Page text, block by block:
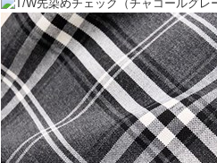
生地のお店ファッションポラリス(@fpolaris_textile)がシェアした投稿